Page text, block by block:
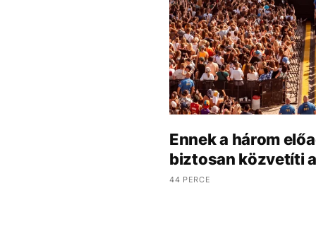
Ennek a három
biztosan közvetíti
44 PERCE